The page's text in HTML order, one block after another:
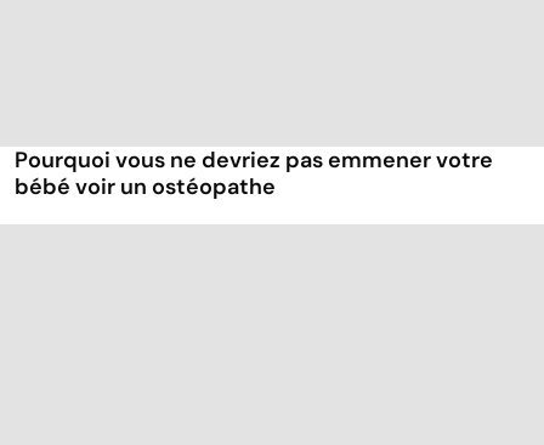
Pourquoi vous ne devriez pas emmener votre
bébé voir un ostéopathe